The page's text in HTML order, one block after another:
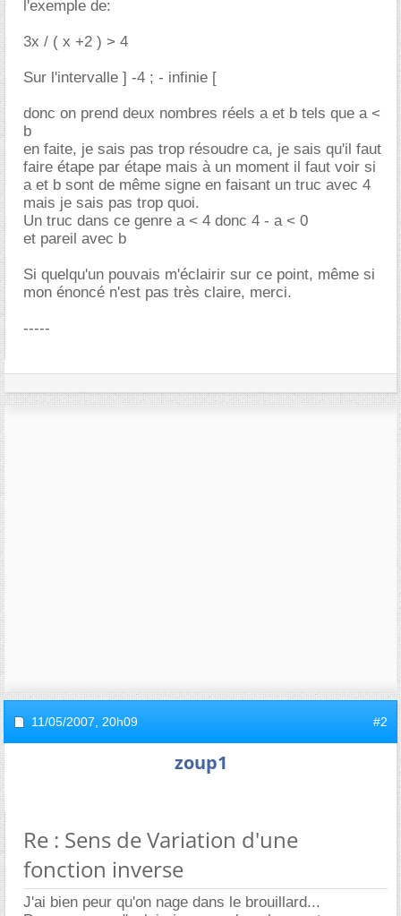
l'exemple de:
3x / ( x +2 ) > 4
Sur l'intervalle ] -4 ; - infinie [
donc on prend deux nombres réels a et b tels que a <
b
en faite, je sais pas trop résoudre ca, je sais qu'il faut
faire étape par étape mais à un moment il faut voir si
a et b sont de même signe en faisant un truc avec 4
mais je sais pas trop quoi.
Un truc dans ce genre a < 4 donc 4 - a < 0
et pareil avec b
Si quelqu'un pouvais m'éclairir sur ce point, même si
mon énoncé n'est pas très claire, merci.
-----
11/05/2007, 20h09 #2
zoup1
Re : Sens de Variation d'une
fonction inverse
J'ai bien peur qu'on nage dans le brouillard...